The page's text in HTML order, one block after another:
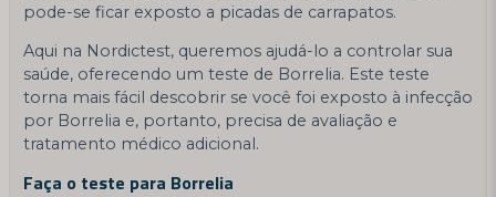
pode-se ficar exposto a picadas de carrapatos.
Aqui na Nordictest, queremos ajudá-lo a controlar sua
saúde, oferecendo um teste de Borrelia. Este teste
torna mais fácil descobrir se você foi exposto à infecção
por Borrelia e, portanto, precisa de avaliação e
tratamento médico adicional.
Faça o teste para Borrelia